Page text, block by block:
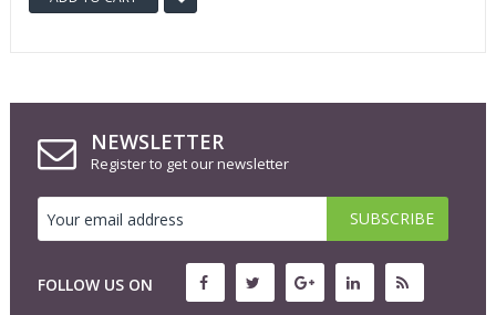
NEWSLETTER
Register to get our newsletter
FOLLOW US ON